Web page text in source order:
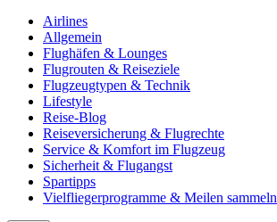
Airlines
Allgemein
Flughäfen & Lounges
Flugrouten & Reiseziele
Flugzeugtypen & Technik
Lifestyle
Reise-Blog
Reiseversicherung & Flugrechte
Service & Komfort im Flugzeug
Sicherheit & Flugangst
Spartipps
Vielfliegerprogramme & Meilen sammeln